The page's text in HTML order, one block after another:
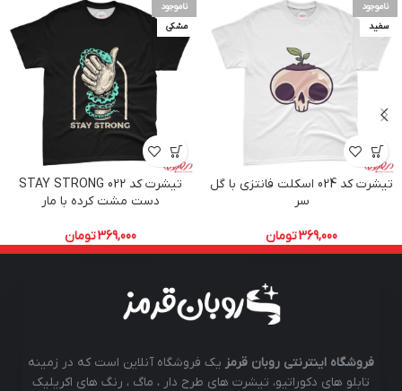
ناموجود
سفید
تیشرت کد 024 اسکلت فانتزی با گل
سر
369,000تومان
ناموجود
مشکی
تیشرت کد 022 STAY STRONG
دست مشت کرده با مار
369,000تومان
فروشگاه اینترنتی روبان قرمز یک فروشگاه آنلاین است که در زمینه
تابلو های دکوراتیو، تیشرت های طرح دار ، ماگ ، رنگ های اکریلیک